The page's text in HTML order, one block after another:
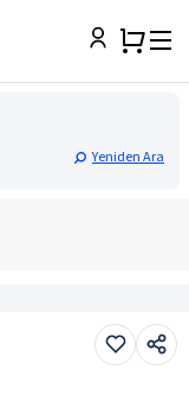
Yeniden Ara